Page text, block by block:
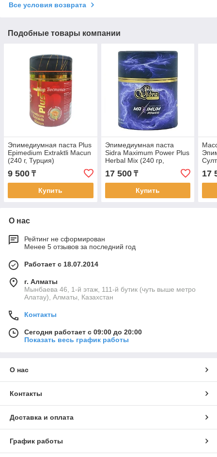
Все условия возврата
Подобные товары компании
Эпимедиумная паста Plus
Epimedium Extraktli Macun
(240 г, Турция)
9 500 ₸
Купить
Эпимедиумная паста
Sidra Maximum Power Plus
Herbal Mix (240 гр,
17 500₸
Купить
17
О нас
Рейтинг не сформирован
Менее 5 отзывов за последний год
Работает с 18.07.2014
г. Алматы
Мынбаева 46, 1-й этаж, 111-й бутик (чуть выше метро
Алатау), Алматы, Казахстан
Контакты
Сегодня работает с 09:00 до 20:00
Показать весь график работы
О нас
Контакты
Доставка и оплата
График работы